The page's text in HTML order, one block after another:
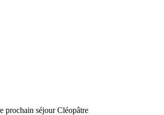
prochain séjour Cléopâtre